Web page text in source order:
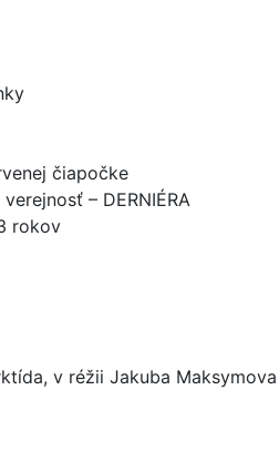
čiapočke
– DERNIÉRA
rokov
v réžii Jakuba Maksymova